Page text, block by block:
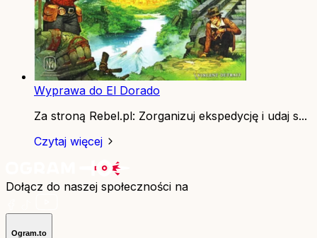
Wyprawa do El Dorado
Za stroną Rebel.pl: Zorganizuj ekspedycję i udaj s...
Czytaj więcej
Dołącz do naszej społeczności na
Ogram.to